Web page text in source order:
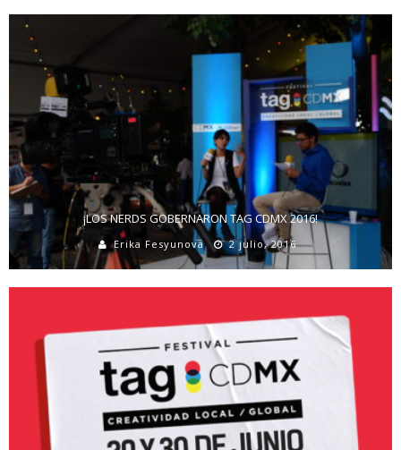
¡LOS NERDS GOBERNARON TAG CDMX 2016!
Erika Fesyunova 2 julio, 2016